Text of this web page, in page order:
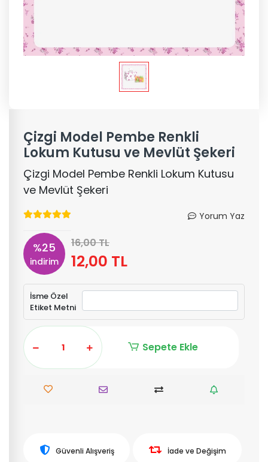
Çizgi Model Pembe Renkli
Lokum Kutusu ve Mevlüt Şekeri
Çizgi Model Pembe Renkli Lokum Kutusu
ve Mevlüt Şekeri
Yorum Yaz
%25
indirim
16,00 TL
12,00 TL
İsme Özel
Etiket Metni
Sepete Ekle
Güvenli Alışveriş İade ve Değişim